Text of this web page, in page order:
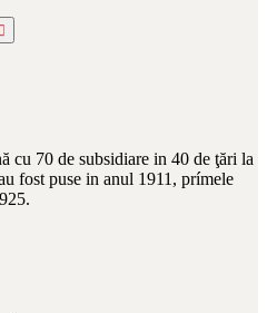
cu 70 de subsidiare in 40 de ţări la
fost puse in anul 1911, prímele